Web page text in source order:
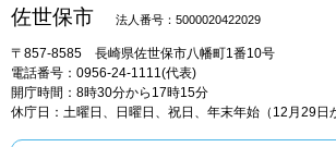
佐世保市 法人番号：5000020422029
〒857-8585 長崎県佐世保市八幡町1番10号
電話番号：0956-24-1111(代表)
開庁時間：8時30分から17時15分
休庁日：土曜日、日曜日、祝日、年末年始（12月29日